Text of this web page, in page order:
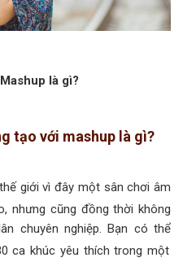
là gì?
tạo với mashup là gì?
giới vì đây một sân chơi âm
nhưng cũng đồng thời không
chuyên nghiệp. Bạn có thể
ca khúc yêu thích trong một